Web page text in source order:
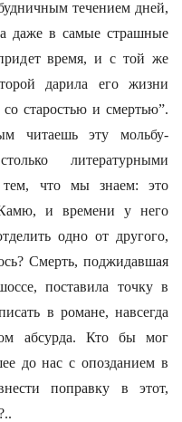
течением дней,
даже в самые страшные
время, и с той же
дарила его жизни
старостью и смертью”.
читаешь эту мольбу-
литературными
тем, что мы знаем: это
и времени у него
одно от другого,
Смерть, поджидавшая
поставила точку в
в романе, навсегда
абсурда. Кто бы мог
до нас с опозданием в
поправку в этот,